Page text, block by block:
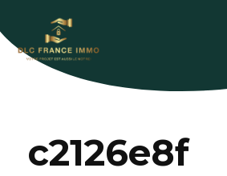
c2126e8f